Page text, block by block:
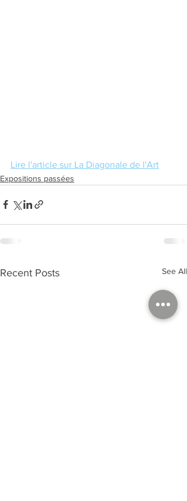
Lire l'article sur La Diagonale de l'Art
Expositions passées
Recent Posts See All